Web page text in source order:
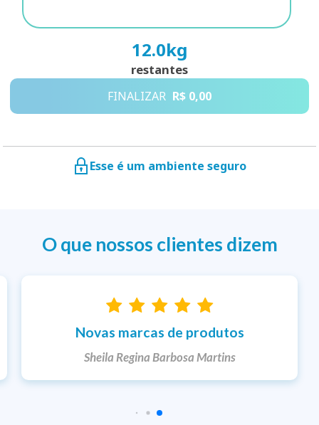
12.0kg
restantes
FINALIZAR R$ 0,00
Esse é um ambiente seguro
O que nossos clientes dizem
Entrega rápida
Ketlem